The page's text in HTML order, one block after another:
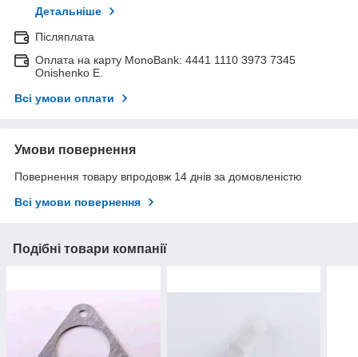
Детальніше
Післяплата
Оплата на карту MonoBank: 4441 1110 3973 7345
Onishenko E.
Всі умови оплати
Умови повернення
Повернення товару впродовж 14 днів за домовленістю
Всі умови повернення
Подібні товари компанії